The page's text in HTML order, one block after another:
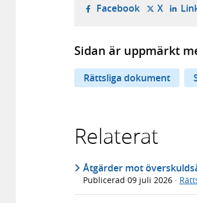
Facebook- öppnas i
X-
Sidan är uppmärkt
Rättsliga dokument
Relaterat
Åtgärder mot
Publicerad 09 juli 2026 ·